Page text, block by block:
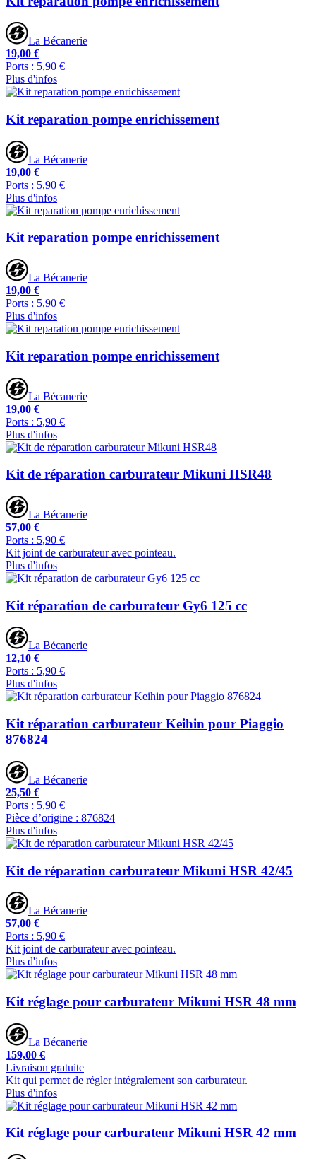
La Bécanerie
19,00 €
Ports : 5,90 €
Plus d'infos
Kit reparation pompe enrichissement
La Bécanerie
19,00 €
Ports : 5,90 €
Plus d'infos
Kit reparation pompe enrichissement
La Bécanerie
19,00 €
Ports : 5,90 €
Plus d'infos
Kit reparation pompe enrichissement
La Bécanerie
19,00 €
Ports : 5,90 €
Plus d'infos
Kit de réparation carburateur Mikuni HSR48
La Bécanerie
57,00 €
Ports : 5,90 €
Kit joint de carburateur avec pointeau.
Plus d'infos
Kit réparation de carburateur Gy6 125 cc
La Bécanerie
12,10 €
Ports : 5,90 €
Plus d'infos
Kit réparation carburateur Keihin pour Piaggio
876824
La Bécanerie
25,50 €
Ports : 5,90 €
Pièce d’origine : 876824
Plus d'infos
Kit de réparation carburateur Mikuni HSR 42/45
La Bécanerie
57,00 €
Ports : 5,90 €
Kit joint de carburateur avec pointeau.
Plus d'infos
Kit réglage pour carburateur Mikuni HSR 48 mm
La Bécanerie
159,00 €
Livraison gratuite
Kit qui permet de régler intégralement son carburateur.
Plus d'infos
Kit réglage pour carburateur Mikuni HSR 42 mm